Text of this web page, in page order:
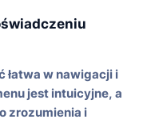
łatwa w nawigacji i
jest intuicyjne, a
zrozumienia i